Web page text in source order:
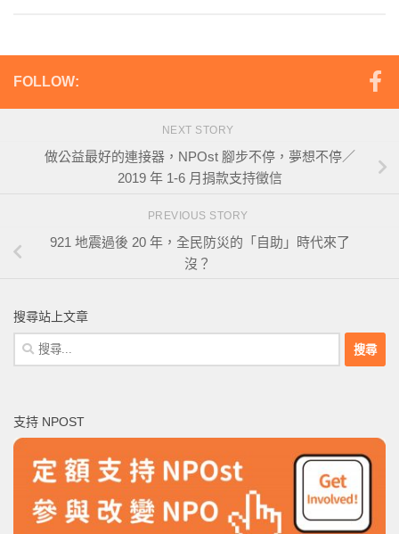
FOLLOW:
NEXT STORY
做公益最好的連接器，NPOst 腳步不停，夢想不停／
2019 年 1-6 月捐款支持徵信
PREVIOUS STORY
921 地震過後 20 年，全民防災的「自助」時代來了
沒？
搜尋站上文章
搜
尋
字:
支持 NPOST